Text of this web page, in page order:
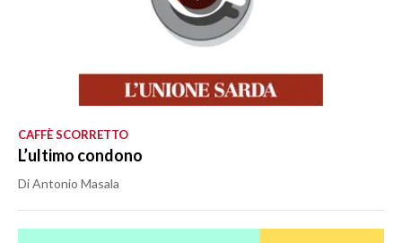
CAFFÈ SCORRETTO
L’ultimo condono
Di Antonio Masala